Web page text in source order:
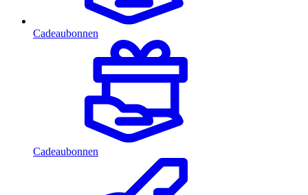
Cadeaubonnen
Cadeaubonnen